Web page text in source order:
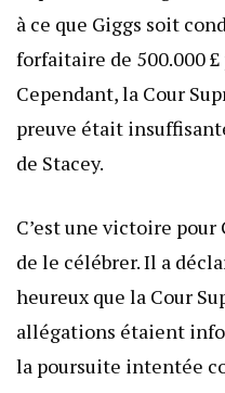
à ce que Giggs soit
forfaitaire de 500.000
Cependant, la Cour
preuve était
de Stacey.
C’est une victoire pour
de le célébrer. Il a
heureux que la Cour
allégations étaient
la poursuite intentée